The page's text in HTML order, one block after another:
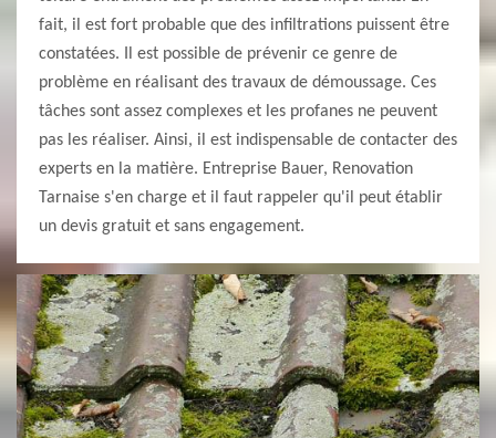
fait, il est fort probable que des infiltrations puissent être
constatées. Il est possible de prévenir ce genre de
problème en réalisant des travaux de démoussage. Ces
tâches sont assez complexes et les profanes ne peuvent
pas les réaliser. Ainsi, il est indispensable de contacter des
experts en la matière. Entreprise Bauer, Renovation
Tarnaise s'en charge et il faut rappeler qu'il peut établir
un devis gratuit et sans engagement.